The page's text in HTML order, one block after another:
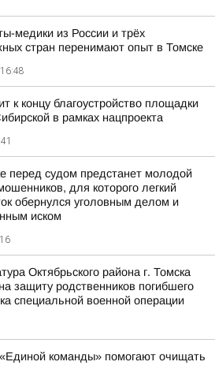
медики из России и трёх
стран перенимают опыт в Томске
16:48
к концу благоустройство площадки
в рамках нацпроекта
перед судом предстанет молодой
для которого легкий
обернулся уголовным делом и
иском
Октябрьского района г. Томска
защиту родственников погибшего
специальной военной операции
команды» помогают очищать